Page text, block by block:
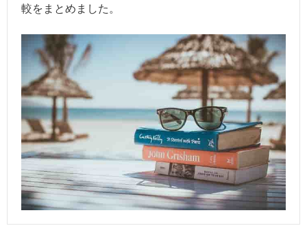
較をまとめました。